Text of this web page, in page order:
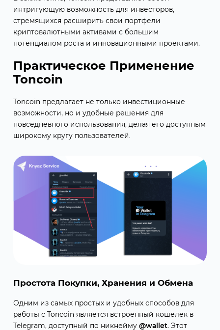
интригующую возможность для инвесторов,
стремящихся расширить свои портфели
криптовалютными активами с большим
потенциалом роста и инновационными проектами.
Практическое Применение
Toncoin
Toncoin предлагает не только инвестиционные
возможности, но и удобные решения для
повседневного использования, делая его доступным
широкому кругу пользователей.
Простота Покупки, Хранения и Обмена
Одним из самых простых и удобных способов для
работы с Toncoin является встроенный кошелек в
Telegram, доступный по никнейму @wallet. Этот